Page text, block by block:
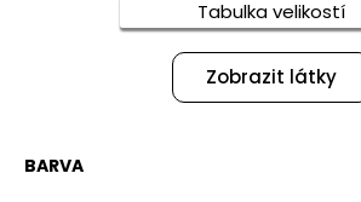
Tabulka velikostí
Zobrazit látky
BARVA
r
u